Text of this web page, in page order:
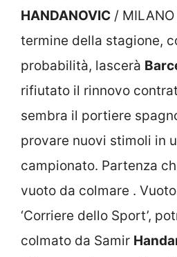
HANDANOVIC /
termine della stagione,
probabilità, lascerà
rifiutato il rinnovo
sembra il portiere
provare nuovi stimoli in
campionato. Partenza
vuoto da colmare .
‘Corriere dello Sport’,
colmato da Samir